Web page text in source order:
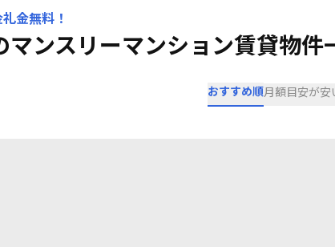
金無料！
マンスリーマンション賃貸物件
おすすめ順月額目安が安